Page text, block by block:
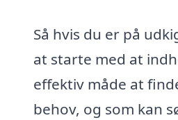
Så hvis du er på
at starte med at
effektiv måde at
behov, og som kan